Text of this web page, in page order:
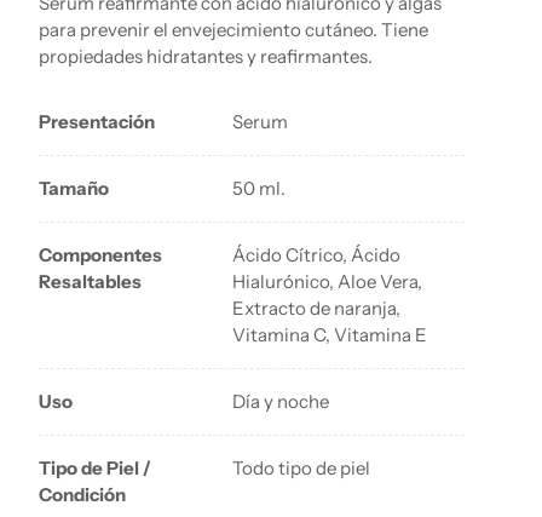
para prevenir el envejecimiento cutáneo. Tiene
propiedades hidratantes y reafirmantes.
Presentación Serum
Tamaño 50 ml.
Componentes
Resaltables
Ácido Cítrico, Ácido
Hialurónico, Aloe Vera,
Extracto de naranja,
Vitamina C, Vitamina E
Uso Día y noche
Tipo de Piel /
Condición
Todo tipo de piel